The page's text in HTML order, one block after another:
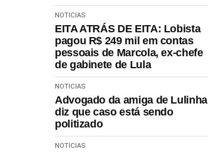
NOTICIAS
EITA ATRÁS DE EITA: Lobista
pagou R$ 249 mil em contas
pessoais de Marcola, ex-chefe
de gabinete de Lula
NOTICIAS
Advogado da amiga de Lulinha
diz que caso está sendo
politizado
NOTICIAS